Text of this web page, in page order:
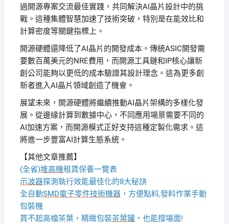
過開源專案交流最佳實踐，共同解決AI晶片設計中的挑
戰。這種集體智慧加速了技術突破，特別是在能效比和
計算密度等關鍵指標上。
開源硬體還降低了AI晶片的開發成本。傳統ASIC開發需
要數百萬美元的NRE費用，而開源工具鏈和IP核心讓新
創公司能夠以更低的成本驗證其設計理念。這為更多創
新者進入AI晶片領域創造了機會。
展望未來，開源硬體將繼續推動AI晶片架構的多樣化發
展。從邊緣計算到數據中心，不同應用場景需要不同的
AI加速方案，而開源模式正好支持這種定製化需求。這
將進一步豐富AI計算生態系統。
【其他文章推薦】
(全省)堆高機租賃保養一覽表
示波器探測執行效能最佳化的8大秘訣
全自動SMD電子零件技術機器，方便點料,發料作業手動
包裝機
買不起高檔茶葉，精緻包裝茶葉罐，也能撐場面!